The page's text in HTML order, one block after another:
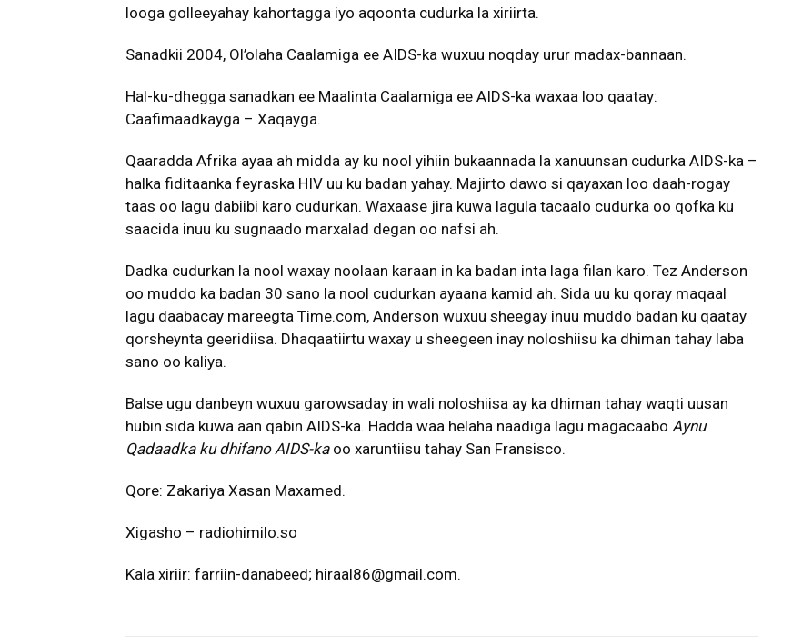
looga golleeyahay kahortagga iyo aqoonta cudurka la xiriirta.
Sanadkii 2004, Ol’olaha Caalamiga ee AIDS-ka wuxuu noqday urur madax-bannaan.
Hal-ku-dhegga sanadkan ee Maalinta Caalamiga ee AIDS-ka waxaa loo qaatay:
Caafimaadkayga – Xaqayga.
Qaaradda Afrika ayaa ah midda ay ku nool yihiin bukaannada la xanuunsan cudurka AIDS-ka –
halka fiditaanka feyraska HIV uu ku badan yahay. Majirto dawo si qayaxan loo daah-rogay
taas oo lagu dabiibi karo cudurkan. Waxaase jira kuwa lagula tacaalo cudurka oo qofka ku
saacida inuu ku sugnaado marxalad degan oo nafsi ah.
Dadka cudurkan la nool waxay noolaan karaan in ka badan inta laga filan karo. Tez Anderson
oo muddo ka badan 30 sano la nool cudurkan ayaana kamid ah. Sida uu ku qoray maqaal
lagu daabacay mareegta Time.com, Anderson wuxuu sheegay inuu muddo badan ku qaatay
qorsheynta geeridiisa. Dhaqaatiirtu waxay u sheegeen inay noloshiisu ka dhiman tahay laba
sano oo kaliya.
Balse ugu danbeyn wuxuu garowsaday in wali noloshiisa ay ka dhiman tahay waqti uusan
hubin sida kuwa aan qabin AIDS-ka. Hadda waa helaha naadiga lagu magacaabo Aynu
Qadaadka ku dhifano AIDS-kaoo xaruntiisu tahay San Fransisco.
Qore: Zakariya Xasan Maxamed.
Xigasho – radiohimilo.so
Kala xiriir: farriin-danabeed; hiraal86@gmail.com.